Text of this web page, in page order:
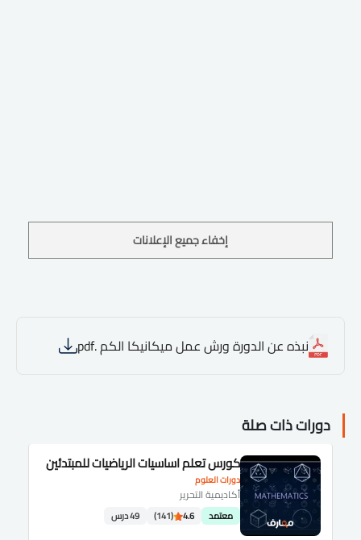
إخفاء جميع الإعلانات
نبذه عن الدورة ورش عمل ميكانيكا الكم .pdf
دورات ذات صلة
دورات العلوم
كورس تعلم اساسيات الرياضيات للمبتدئين
أكاديمية التحرير
معتمد 4.6
(141) 49 درس